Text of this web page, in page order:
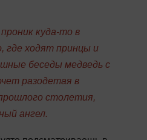
куда‑то в
где ходят принцы и
беседы медведь с
разодетая в
столетия,
ангел.